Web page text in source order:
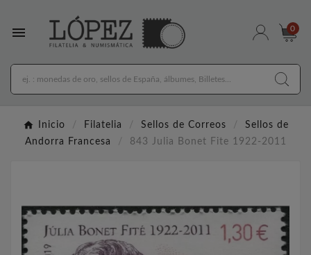
 0
Inicio Filatelia Sellos de Correos
Sellos de
Andorra Francesa
843 Julia Bonet Fite 1922-2011